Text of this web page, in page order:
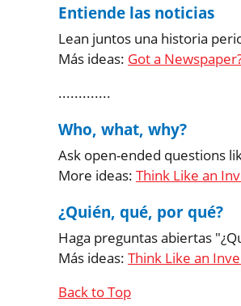
Entiende las noticias
Lean juntos una historia
Más ideas: Got a
.............
Who, what, why?
Ask open-ended questions
More ideas: Think Like an
¿Quién, qué, por qué?
Haga preguntas abiertas
Más ideas: Think Like an
Back to Top